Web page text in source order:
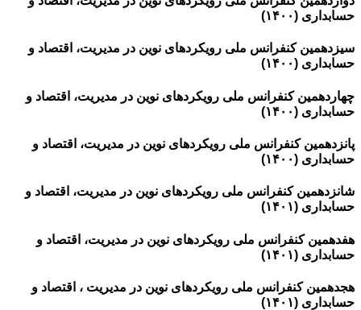
حسابداری (۱۴۰۰)
سیزدهمین کنفرانس ملی رویکردهای نوین در مدیریت، اقتصاد و
حسابداری (۱۴۰۰)
چهاردهمین کنفرانس ملی رویکردهای نوین در مدیریت، اقتصاد و
حسابداری (۱۴۰۰)
پانزدهمین کنفرانس ملی رویکردهای نوین در مدیریت، اقتصاد و
حسابداری (۱۴۰۰)
شانزدهمین کنفرانس ملی رویکردهای نوین در مدیریت، اقتصاد و
حسابداری (۱۴۰۱)
هفدهمین کنفرانس ملی رویکردهای نوین در مدیریت، اقتصاد و
حسابداری (۱۴۰۱)
هجدهمین کنفرانس ملی رویکردهای نوین در مدیریت ، اقتصاد و
حسابداری (۱۴۰۱)